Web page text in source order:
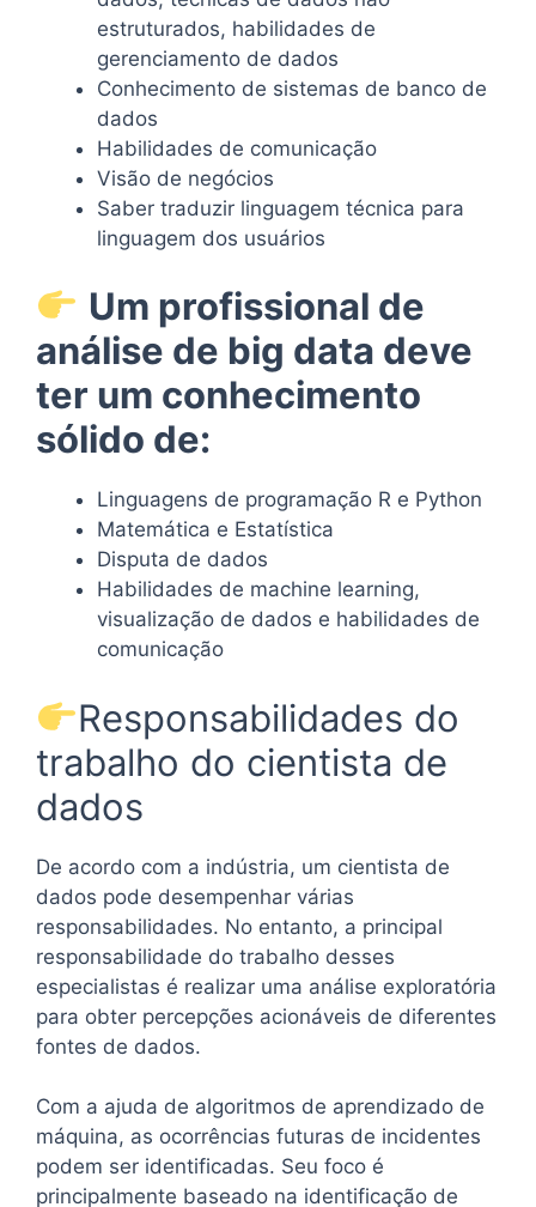
estruturados, habilidades de
gerenciamento de dados
Conhecimento de sistemas de banco de
dados
Habilidades de comunicação
Visão de negócios
Saber traduzir linguagem técnica para
linguagem dos usuários
Um profissional de
análise de big data deve
ter um conhecimento
sólido de:
Linguagens de programação R e Python
Matemática e Estatística
Disputa de dados
Habilidades de machine learning,
visualização de dados e habilidades de
comunicação
Responsabilidades do
trabalho do cientista de
dados
De acordo com a indústria, um cientista de
dados pode desempenhar várias
responsabilidades. No entanto, a principal
responsabilidade do trabalho desses
especialistas é realizar uma análise exploratória
para obter percepções acionáveis ​​de diferentes
fontes de dados.
Com a ajuda de algoritmos de aprendizado de
máquina, as ocorrências futuras de incidentes
podem ser identificadas. Seu foco é
principalmente baseado na identificação de